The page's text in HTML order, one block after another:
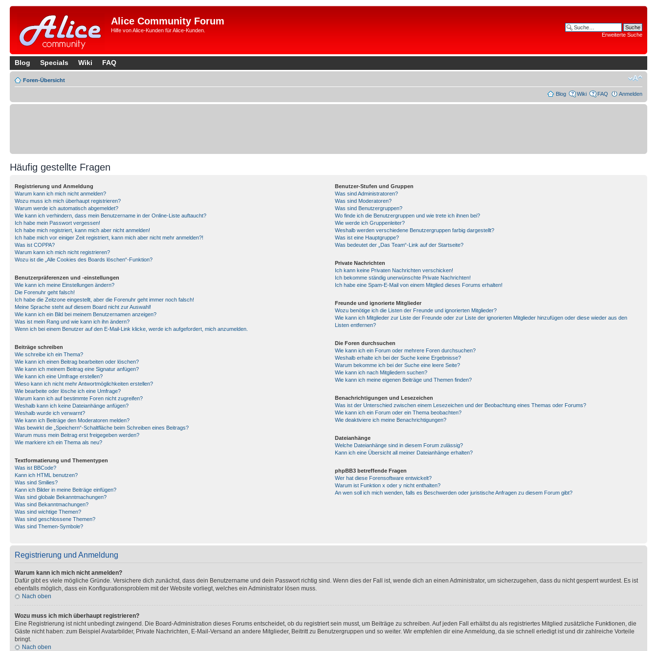
Alice Community Forum
Hilfe von Alice-Kunden für Alice-Kunden.
Erweiterte Suche
Blog Specials Wiki FAQ
Foren-Übersicht
Blog Wiki FAQ Anmelden
Häufig gestellte Fragen
Registrierung und Anmeldung
Warum kann ich mich nicht anmelden?
Wozu muss ich mich überhaupt registrieren?
Warum werde ich automatisch abgemeldet?
Wie kann ich verhindern, dass mein Benutzername in der Online-Liste auftaucht?
Ich habe mein Passwort vergessen!
Ich habe mich registriert, kann mich aber nicht anmelden!
Ich habe mich vor einiger Zeit registriert, kann mich aber nicht mehr anmelden?!
Was ist COPPA?
Warum kann ich mich nicht registrieren?
Wozu ist die „Alle Cookies des Boards löschen“-Funktion?
Benutzerpräferenzen und -einstellungen
Wie kann ich meine Einstellungen ändern?
Die Forenuhr geht falsch!
Ich habe die Zeitzone eingestellt, aber die Forenuhr geht immer noch falsch!
Meine Sprache steht auf diesem Board nicht zur Auswahl!
Wie kann ich ein Bild bei meinem Benutzernamen anzeigen?
Was ist mein Rang und wie kann ich ihn ändern?
Wenn ich bei einem Benutzer auf den E-Mail-Link klicke, werde ich aufgefordert, mich anzumelden.
Beiträge schreiben
Wie schreibe ich ein Thema?
Wie kann ich einen Beitrag bearbeiten oder löschen?
Wie kann ich meinem Beitrag eine Signatur anfügen?
Wie kann ich eine Umfrage erstellen?
Wieso kann ich nicht mehr Antwortmöglichkeiten erstellen?
Wie bearbeite oder lösche ich eine Umfrage?
Warum kann ich auf bestimmte Foren nicht zugreifen?
Weshalb kann ich keine Dateianhänge anfügen?
Weshalb wurde ich verwarnt?
Wie kann ich Beiträge den Moderatoren melden?
Was bewirkt die „Speichern“-Schaltfläche beim Schreiben eines Beitrags?
Warum muss mein Beitrag erst freigegeben werden?
Wie markiere ich ein Thema als neu?
Textformatierung und Thementypen
Was ist BBCode?
Kann ich HTML benutzen?
Was sind Smilies?
Kann ich Bilder in meine Beiträge einfügen?
Was sind globale Bekanntmachungen?
Was sind Bekanntmachungen?
Was sind wichtige Themen?
Was sind geschlossene Themen?
Was sind Themen-Symbole?
Benutzer-Stufen und Gruppen
Was sind Administratoren?
Was sind Moderatoren?
Was sind Benutzergruppen?
Wo finde ich die Benutzergruppen und wie trete ich ihnen bei?
Wie werde ich Gruppenleiter?
Weshalb werden verschiedene Benutzergruppen farbig dargestellt?
Was ist eine Hauptgruppe?
Was bedeutet der „Das Team“-Link auf der Startseite?
Private Nachrichten
Ich kann keine Privaten Nachrichten verschicken!
Ich bekomme ständig unerwünschte Private Nachrichten!
Ich habe eine Spam-E-Mail von einem Mitglied dieses Forums erhalten!
Freunde und ignorierte Mitglieder
Wozu benötige ich die Listen der Freunde und ignorierten Mitglieder?
Wie kann ich Mitglieder zur Liste der Freunde oder zur Liste der ignorierten Mitglieder hinzufügen oder diese wieder aus den
Listen entfernen?
Die Foren durchsuchen
Wie kann ich ein Forum oder mehrere Foren durchsuchen?
Weshalb erhalte ich bei der Suche keine Ergebnisse?
Warum bekomme ich bei der Suche eine leere Seite?
Wie kann ich nach Mitgliedern suchen?
Wie kann ich meine eigenen Beiträge und Themen finden?
Benachrichtigungen und Lesezeichen
Was ist der Unterschied zwischen einem Lesezeichen und der Beobachtung eines Themas oder Forums?
Wie kann ich ein Forum oder ein Thema beobachten?
Wie deaktiviere ich meine Benachrichtigungen?
Dateianhänge
Welche Dateianhänge sind in diesem Forum zulässig?
Kann ich eine Übersicht all meiner Dateianhänge erhalten?
phpBB3 betreffende Fragen
Wer hat diese Forensoftware entwickelt?
Warum ist Funktion x oder y nicht enthalten?
An wen soll ich mich wenden, falls es Beschwerden oder juristische Anfragen zu diesem Forum gibt?
Registrierung und Anmeldung
Warum kann ich mich nicht anmelden?
Dafür gibt es viele mögliche Gründe. Versichere dich zunächst, dass dein Benutzername und dein Passwort richtig sind. Wenn dies der Fall ist, wende dich an einen Administrator, um sicherzugehen, dass du nicht gesperrt wurdest. Es ist
ebenfalls möglich, dass ein Konfigurationsproblem mit der Website vorliegt, welches ein Administrator lösen muss.
Nach oben
Wozu muss ich mich überhaupt registrieren?
Eine Registrierung ist nicht unbedingt zwingend. Die Board-Administration dieses Forums entscheidet, ob du registriert sein musst, um Beiträge zu schreiben. Auf jeden Fall erhältst du als registriertes Mitglied zusätzliche Funktionen, die
Gäste nicht haben: zum Beispiel Avatarbilder, Private Nachrichten, E-Mail-Versand an andere Mitglieder, Beitritt zu Benutzergruppen und so weiter. Wir empfehlen dir eine Anmeldung, da sie schnell erledigt ist und dir zahlreiche Vorteile
bringt.
Nach oben